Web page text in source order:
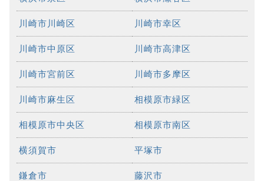
川崎市川崎区 川崎市幸区
川崎市中原区 川崎市高津区
川崎市宮前区 川崎市多摩区
川崎市麻生区 相模原市緑区
相模原市中央区 相模原市南区
横須賀市 平塚市
鎌倉市 藤沢市